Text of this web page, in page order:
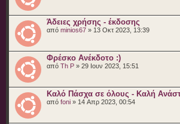
Άδειες χρήσης - έκδοσης
από minios67 » 13 Οκτ 2023, 13:39
Φρέσκο Ανέκδοτο :)
από Th P » 29 Ιουν 2023, 15:51
Καλό Πάσχα σε όλους - Καλή
από foni » 14 Απρ 2023, 00:54